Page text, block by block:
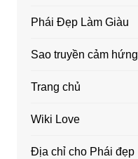
Phái Đẹp Làm Giàu
Sao truyền cảm hứng
Trang chủ
Wiki Love
Địa chỉ cho Phái đẹp